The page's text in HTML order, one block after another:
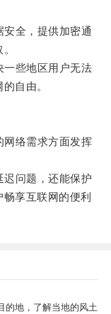
全，提供加密通
些地区用户无法
自由。
络需求方面发挥
问题，还能保护
享互联网的便利
的地，了解当地的风土